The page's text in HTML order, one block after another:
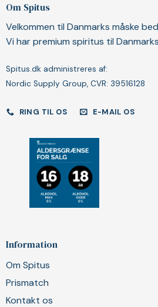
Om Spitus
Velkommen til Danmarks måske
Vi har premium spiritus til
Spitus.dk administreres af:
Nordic Supply Group, CVR: 39516128
RING TIL OS E-MAIL OS
Information
Om Spitus
Prismatch
Kontakt os